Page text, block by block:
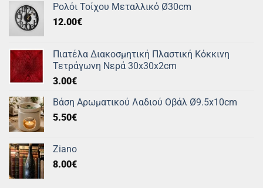
Ρολόι Τοίχου Μεταλλικό Ø30cm
12.00€
Πιατέλα Διακοσμητική Πλαστική Κόκκινη
Τετράγωνη Νερά 30x30x2cm
3.00€
Βάση Αρωματικού Λαδιού Οβάλ Ø9.5x10cm
5.50€
Ziano
8.00€